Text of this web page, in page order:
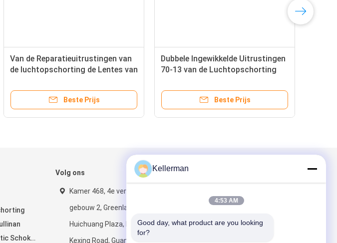
Van de Reparatieuitrustingen van
de luchtopschorting de Lentes van
6956 CONTITECH 212mm Hoogte
Beste Prijs
Dubbele Ingewikkelde Uitrustingen
70-13 van de Luchtopschorting
Beste Prijs
Schok
Volg ons
Kamer 468, 4e verdieping,
gebouw 2, Greenland
Huichuang Plaza, No. 6
Kexing Road, Guangzhou
Mail ons
Kellerman
4:53 AM
Good day, what product are you looking
for?